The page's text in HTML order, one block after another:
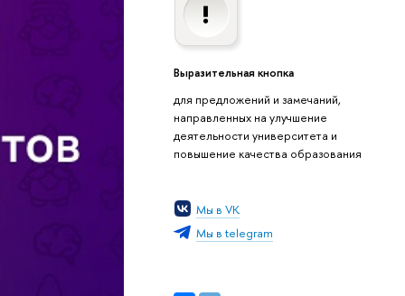
Выразительная кнопка
для предложений и замечаний,
направленных на улучшение
деятельности университета и
повышение качества образования
Мы в VK
Мы в telegram